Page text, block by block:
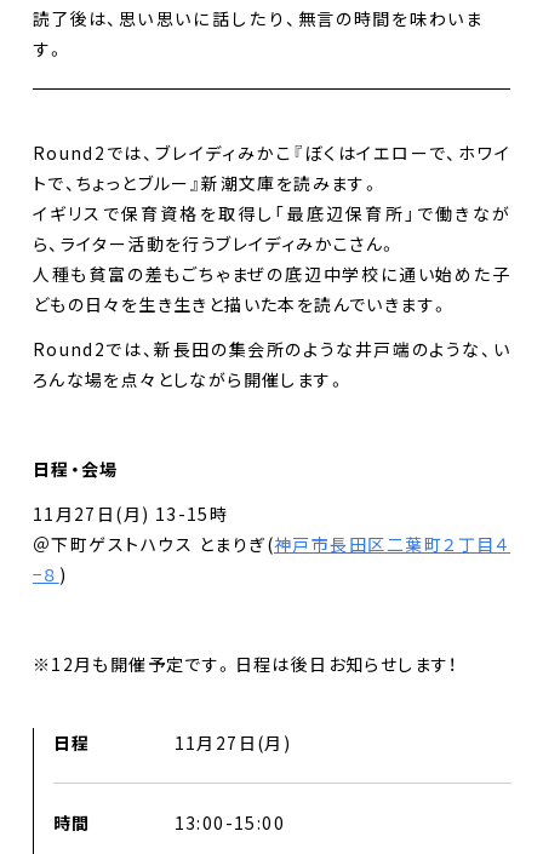
読了後は、思い思いに話したり、無言の時間を味わいま
す。
Round2では、ブレイディみかこ『ぼくはイエローで、ホワイ
トで、ちょっとブルー』新潮文庫を読みます。
イギリスで保育資格を取得し「最底辺保育所」で働きなが
ら、ライター活動を行うブレイディみかこさん。
人種も貧富の差もごちゃまぜの底辺中学校に通い始めた子
どもの日々を生き生きと描いた本を読んでいきます。
Round2では、新長田の集会所のような井戸端のような、い
ろんな場を点々としながら開催します。
日程・会場
11月27日(月) 13-15時
＠下町ゲストハウス とまりぎ(神戸市長田区二葉町２丁目４
−８ )
※12月も開催予定です。日程は後日お知らせします！
日程 11月27日(月)
時間 13:00-15:00